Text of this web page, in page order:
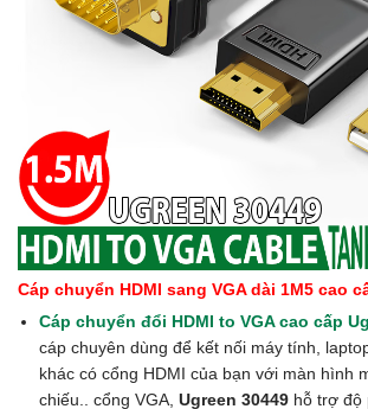
Cáp chuyển HDMI sang VGA dài 1M5 cao
Cáp chuyển đổi HDMI to VGA cao cấp
cáp chuyên dùng để kết nối máy tính,
khác có cổng HDMI của bạn với màn hình
chiếu.. cổng VGA,Ugreen 30449 hỗ trợ độ